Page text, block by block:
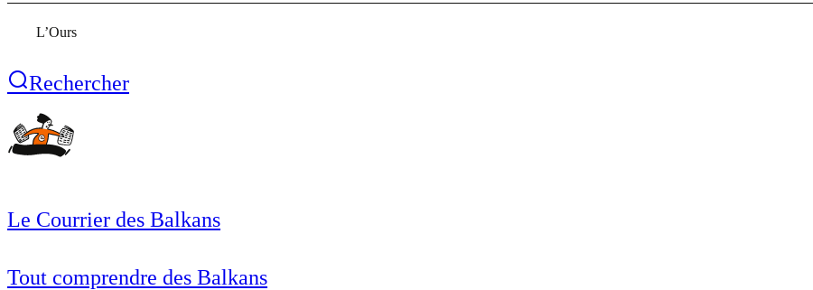
L’Ours
Rechercher
Le Courrier des Balkans
Tout comprendre des Balkans